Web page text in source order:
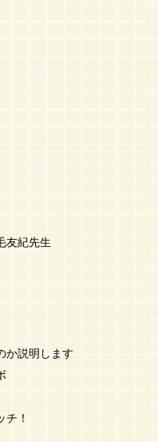
友紀先生
か説明します
！